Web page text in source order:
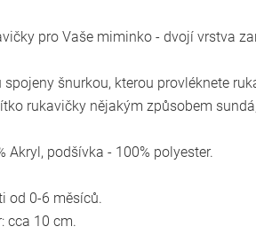
pro Vaše miminko - dvojí vrstva
spojeny šnurkou, kterou provléknete
rukavičky nějakým způsobem
Akryl, podšívka - 100% polyester.
od 0-6 měsíců.
cca 10 cm.